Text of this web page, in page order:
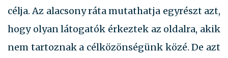
célja. Az alacsony ráta mutathatja egyrészt azt,
hogy olyan látogatók érkeztek az oldalra, akik
nem tartoznak a célközönségünk közé. De azt